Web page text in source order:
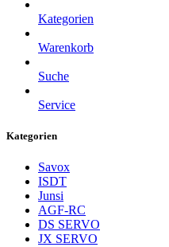
Kategorien
Warenkorb
Suche
Service
Kategorien
Savox
ISDT
Junsi
AGF-RC
DS SERVO
JX SERVO